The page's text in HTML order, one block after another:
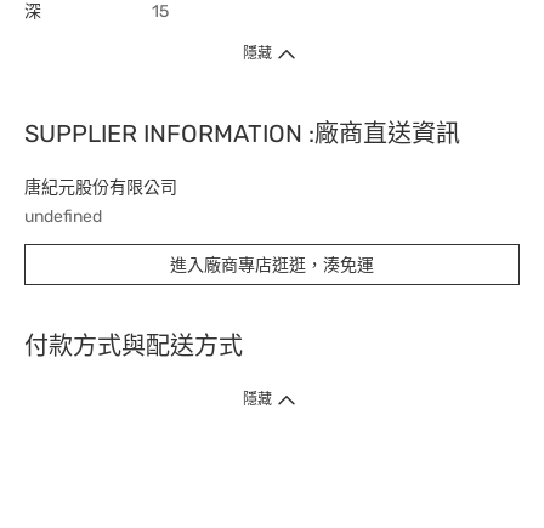
深 15
隱藏
SUPPLIER INFORMATION :廠商直送資訊
唐紀元股份有限公司
undefined
進入廠商專店逛逛，湊免運
付款方式與配送方式
隱藏